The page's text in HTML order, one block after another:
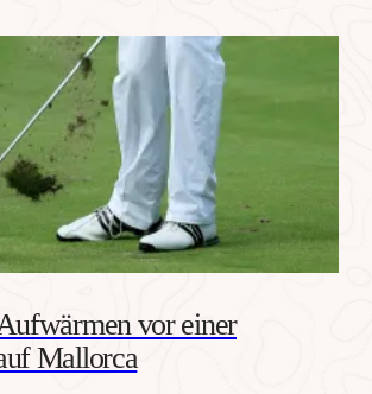
vor einer
Mallorca